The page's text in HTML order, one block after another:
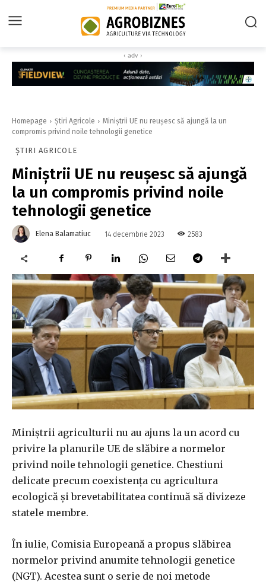
‹ adv ›
Homepage Știri Agricole
Miniștrii UE nu reușesc să ajungă la un
compromis privind noile tehnologii genetice
ȘTIRI AGRICOLE
Miniștrii UE nu reușesc să ajungă
la un compromis privind noile
tehnologii genetice
Elena Balamatiuc 14 decembrie 2023 2583
Miniștrii agriculturii nu au ajuns la un acord cu
privire la planurile UE de slăbire a normelor
privind noile tehnologii genetice. Chestiuni
delicate precum coexistența cu agricultura
ecologică și brevetabilitatea continuă să divizeze
statele membre.
În iulie, Comisia Europeană a propus slăbirea
normelor privind anumite tehnologii genetice
(NGT). Acestea sunt o serie de noi metode